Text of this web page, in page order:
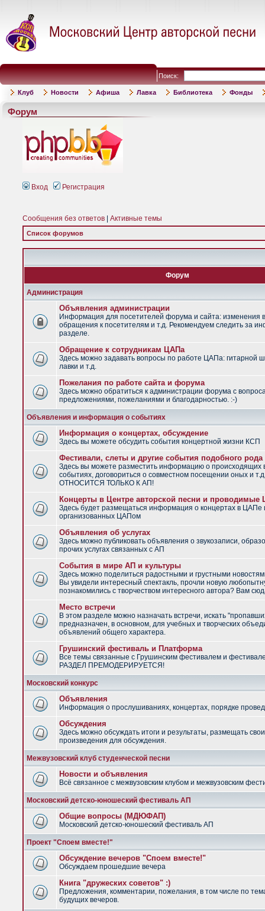
Поиск:
Клуб Новости Афиша Лавка Библиотека Фонды
Форум
Вход Регистрация
Сообщения без ответов Активные темы
Список форумов
Форум
Администрация
Объявления администрации
Информация для посетителей форума и сайта: изменения
обращения к посетителям и т.д. Рекомендуем следить за
разделе.
Обращение к сотрудникам ЦАПа
Здесь можно задавать вопросы по работе ЦАПа: гитарной
лавки и т.д.
Пожелания по работе сайта и форума
Здесь можно обратиться к администрации форума с
предложениями, пожеланиями и благодарностью. :-)
Объявления и информация о событиях
Информация о концертах, обсуждение
Здесь вы можете обсудить события концертной жизни КСП
Фестивали, слеты и другие события подобного рода
Здесь вы можете разместить информацию о
событиях, договориться о совместном посещении оных и
ОТНОСИТСЯ ТОЛЬКО К АП!
Концерты в Центре авторской песни и
Здесь будет размещаться информация о концертах в ЦАПе
организованных ЦАПом
Объявления об услугах
Здесь можно публиковать объявления о звукозаписи,
прочих услугах связанных с АП
События в мире АП и культуры
Здесь можно поделиться радостными и грустными
Вы увидели интересный спектакль, прочли новую
познакомились с творчеством интересного автора? Вам
Место встречи
В этом разделе можно назначать встречи, искать
предназначен, в основном, для учебных и творческих
объявлений общего характера.
Грушинский фестиваль и Платформа
Все темы связанные с Грушинским фестивалем и
РАЗДЕЛ ПРЕМОДЕРИРУЕТСЯ!
Московский конкурс
Объявления
Информация о прослушиваниях, концертах, порядке
Обсуждения
Здесь можно обсуждать итоги и результаты, размещать
произведения для обсуждения.
Межвузовский клуб студенческой песни
Новости и объявления
Всё связанное с межвузовским клубом и межвузовским
Московский детско-юношеский фестиваль АП
Общие вопросы (МДЮФАП)
Московский детско-юношеский фестиваль АП
Проект "Споем вместе!"
Обсуждение вечеров "Споем вместе!"
Обсуждаем прошедшие вечера
Книга "дружеских советов" :)
Предложения, комментарии, пожелания, в том числе по
будущих вечеров.